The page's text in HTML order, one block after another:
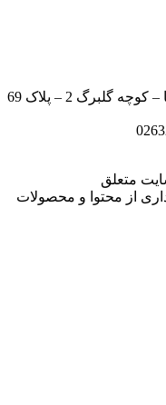
آدرس: کرج – میدان والفجر – خیابان یکتا – کوچه گلبرگ 2 – پلاک 69
محتوا و محصولات